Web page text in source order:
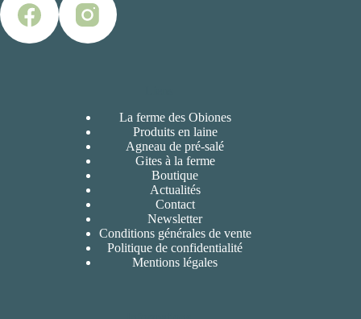
La ferme des Obiones
Produits en laine
Agneau de pré-salé
Gites à la ferme
Boutique
Actualités
Contact
Newsletter
Conditions générales de vente
Politique de confidentialité
Mentions légales